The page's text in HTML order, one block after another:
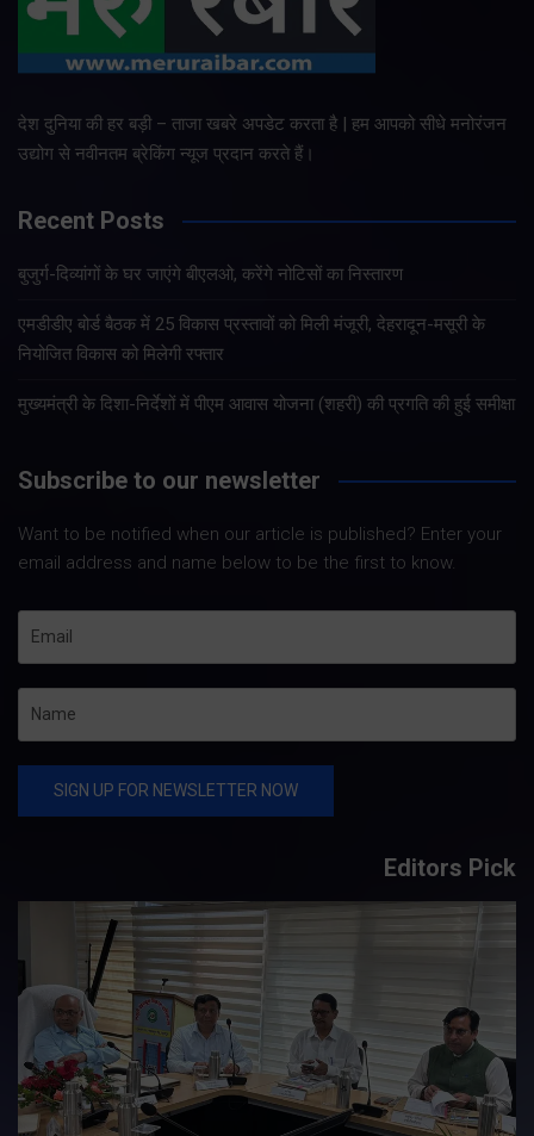
देश दुनिया की हर बड़ी – ताजा खबरे अपडेट करता है | हम आपको सीधे मनोरंजन
उद्योग से नवीनतम ब्रेकिंग न्यूज प्रदान करते हैं।
Recent Posts
बुजुर्ग-दिव्यांगों के घर जाएंगे बीएलओ, करेंगे नोटिसों का निस्तारण
एमडीडीए बोर्ड बैठक में 25 विकास प्रस्तावों को मिली मंजूरी, देहरादून-मसूरी के
नियोजित विकास को मिलेगी रफ्तार
मुख्यमंत्री के दिशा-निर्देशों में पीएम आवास योजना (शहरी) की प्रगति की हुई समीक्षा
Subscribe to our newsletter
Want to be notified when our article is published? Enter your
email address and name below to be the first to know.
Editors Pick